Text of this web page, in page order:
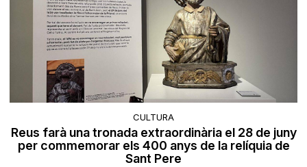
CULTURA
Reus farà una tronada extraordinària el 28 de juny
per commemorar els 400 anys de la relíquia de
Sant Pere